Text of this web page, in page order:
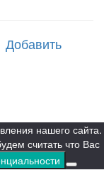
Добавить
нашего сайта.
считать что Вас